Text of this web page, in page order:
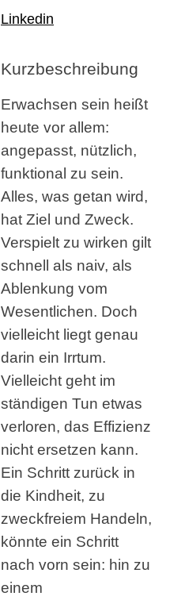
Linkedin
Kurzbeschreibung
Erwachsen sein heißt
heute vor allem:
angepasst, nützlich,
funktional zu sein.
Alles, was getan wird,
hat Ziel und Zweck.
Verspielt zu wirken gilt
schnell als naiv, als
Ablenkung vom
Wesentlichen. Doch
vielleicht liegt genau
darin ein Irrtum.
Vielleicht geht im
ständigen Tun etwas
verloren, das Effizienz
nicht ersetzen kann.
Ein Schritt zurück in
die Kindheit, zu
zweckfreiem Handeln,
könnte ein Schritt
nach vorn sein: hin zu
einem